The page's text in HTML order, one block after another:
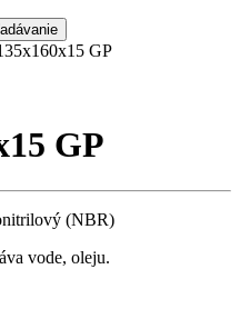
GP
GP
(NBR)
vode, oleju.